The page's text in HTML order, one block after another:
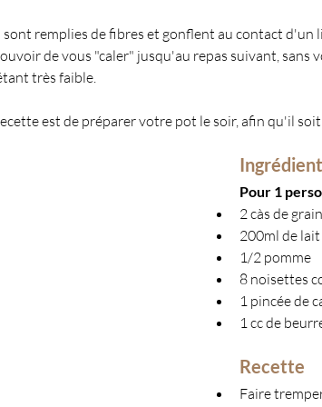
sont remplies de fibres et gonflent au contact d'un
de vous "caler" jusqu'au repas suivant, sans
très faible.
est de préparer votre pot le soir, afin qu'il
Pour 1
2 càs de
200ml de
1/2 pomme
8 noisettes
1 pincée de
1 cc de
Recette
Faire